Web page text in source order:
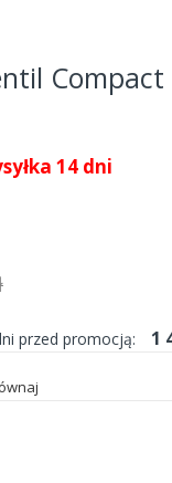
Compact
14 dni
przed promocją: 1